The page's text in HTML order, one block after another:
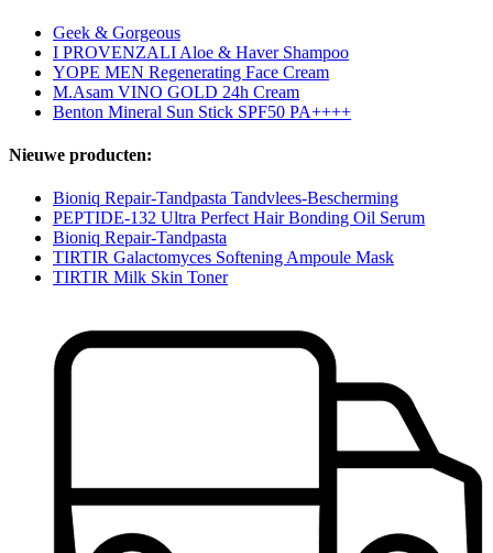
Geek & Gorgeous
I PROVENZALI Aloe & Haver Shampoo
YOPE MEN Regenerating Face Cream
M.Asam VINO GOLD 24h Cream
Benton Mineral Sun Stick SPF50 PA++++
Nieuwe producten:
Bioniq Repair-Tandpasta Tandvlees-Bescherming
PEPTIDE-132 Ultra Perfect Hair Bonding Oil Serum
Bioniq Repair-Tandpasta
TIRTIR Galactomyces Softening Ampoule Mask
TIRTIR Milk Skin Toner